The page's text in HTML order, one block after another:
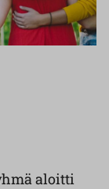
aloitti